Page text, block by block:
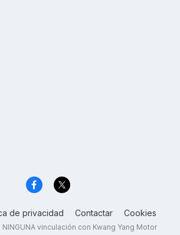
de privacidad Contactar Cookies
vinculación con Kwang Yang Motor